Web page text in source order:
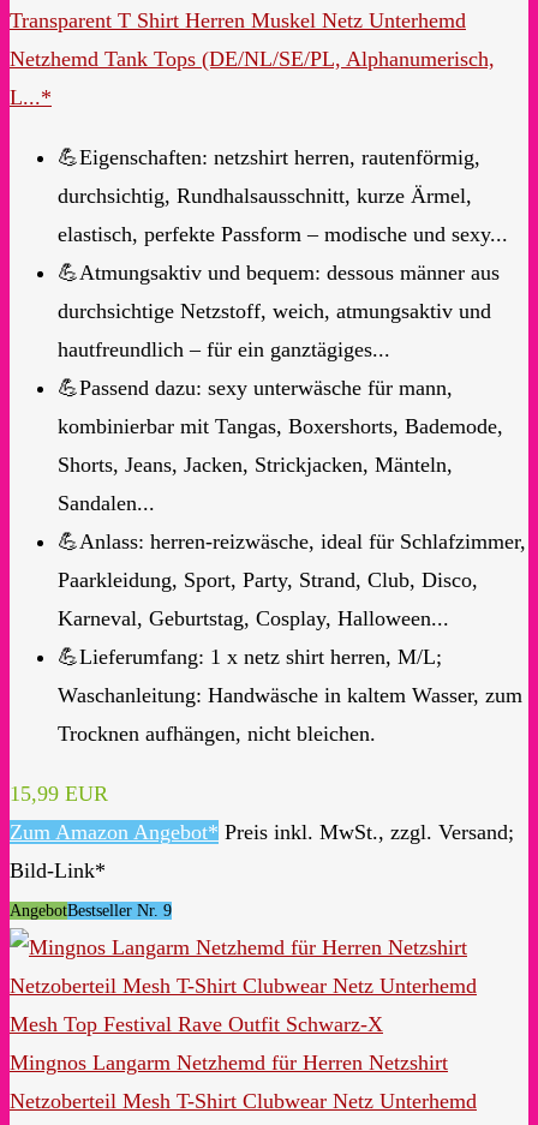
Transparent T Shirt Herren Muskel Netz Unterhemd
Netzhemd Tank Tops (DE/NL/SE/PL, Alphanumerisch,
L...*
💪Eigenschaften: netzshirt herren, rautenförmig,
durchsichtig, Rundhalsausschnitt, kurze Ärmel,
elastisch, perfekte Passform – modische und sexy...
💪Atmungsaktiv und bequem: dessous männer aus
durchsichtige Netzstoff, weich, atmungsaktiv und
hautfreundlich – für ein ganztägiges...
💪Passend dazu: sexy unterwäsche für mann,
kombinierbar mit Tangas, Boxershorts, Bademode,
Shorts, Jeans, Jacken, Strickjacken, Mänteln,
Sandalen...
💪Anlass: herren-reizwäsche, ideal für Schlafzimmer,
Paarkleidung, Sport, Party, Strand, Club, Disco,
Karneval, Geburtstag, Cosplay, Halloween...
💪Lieferumfang: 1 x netz shirt herren, M/L;
Waschanleitung: Handwäsche in kaltem Wasser, zum
Trocknen aufhängen, nicht bleichen.
15,99 EUR
Zum Amazon Angebot* Preis inkl. MwSt., zzgl. Versand;
Bild-Link*
AngebotBestseller Nr. 9
Mingnos Langarm Netzhemd für Herren Netzshirt
Netzoberteil Mesh T-Shirt Clubwear Netz Unterhemd